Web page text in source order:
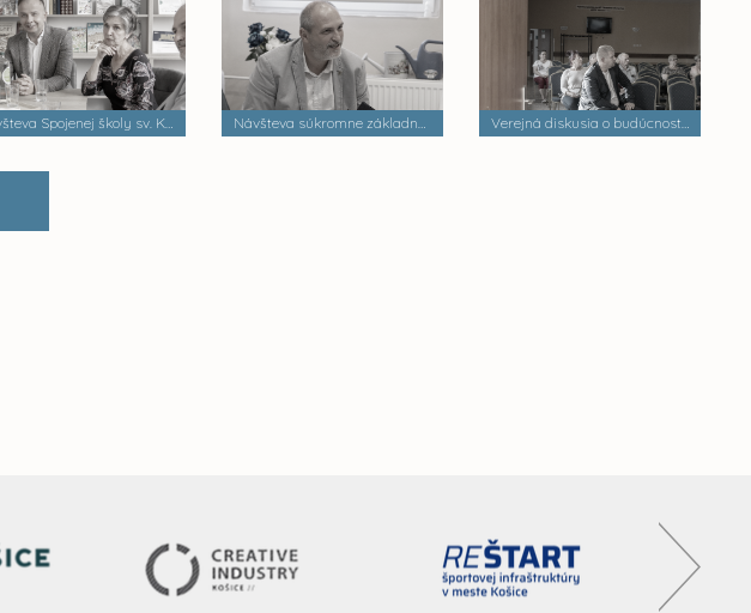
Návšteva Spojenej školy sv. Košických mučeníkov Návšteva súkromne základnej školy Verejná diskusia o budúcnosti mestských častí